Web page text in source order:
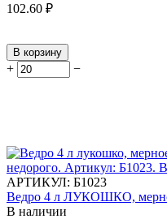
102.60 ₽
В корзину
+ −
АРТИКУЛ: Б1023
Ведро 4 л ЛУКОШКО,
В наличии